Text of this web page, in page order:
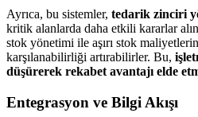
Ayrıca, bu sistemler, tedarik zinciri
kritik alanlarda daha etkili kararlar
stok yönetimi ile aşırı stok
karşılanabilirliği artırabilirler. Bu,
düşürerek rekabet avantajı elde
Entegrasyon ve Bilgi Akışı